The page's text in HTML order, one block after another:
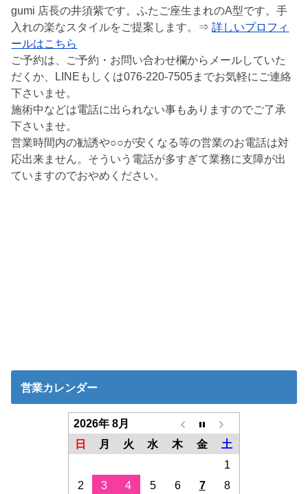
gumi 店長の井須紫です。ふたご座生まれのA型です。手
入れの楽なスタイルをご提案します。⇒詳しいプロフィ
ールはこちら
ご予約は、ご予約・お問い合わせ欄からメールしていた
だくか、LINEもしくは076-220-7505までお気軽にご連絡
下さいませ。
施術中などは電話に出られない事もありますのでご了承
下さいませ。
営業時間内の勧誘や○○が安くなる等の営業のお電話は対
応出来ません。そういう電話が多すぎて業務に支障が出
ていますのでおやめください。
営業カレンダー
2026年 8月
日
月 火 水 木 金
土
1
2
3 4 5 6 7
8